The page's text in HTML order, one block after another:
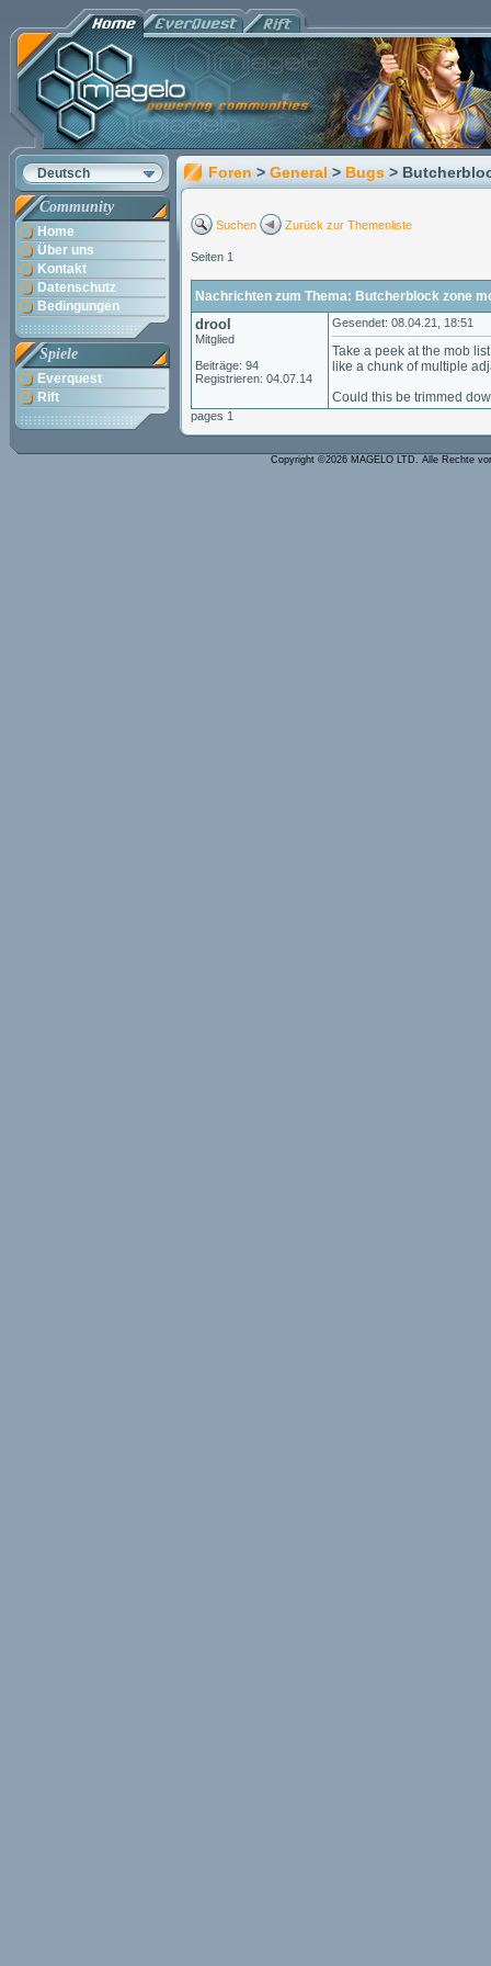
Deutsch
Community
Home
Über uns
Kontakt
Datenschutz
Bedingungen
Spiele
Everquest
Rift
Foren > General > Bugs >
Suchen Zurück zur Themenliste
Seiten 1
Nachrichten zum Thema: Butcherblock zone
drool
Mitglied
Beiträge: 94
Registrieren: 04.07.14
Gesendet: 08.04.21, 18:51
Take a peek at the mob
like a chunk of multiple
Could this be trimmed
pages 1
Copyright ©2026 MAGELO LTD. Alle Rechte